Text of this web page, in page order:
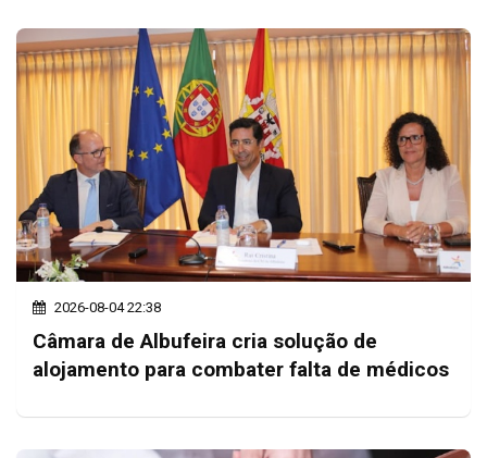
2026-08-04 22:38
Câmara de Albufeira cria solução de
alojamento para combater falta de médicos